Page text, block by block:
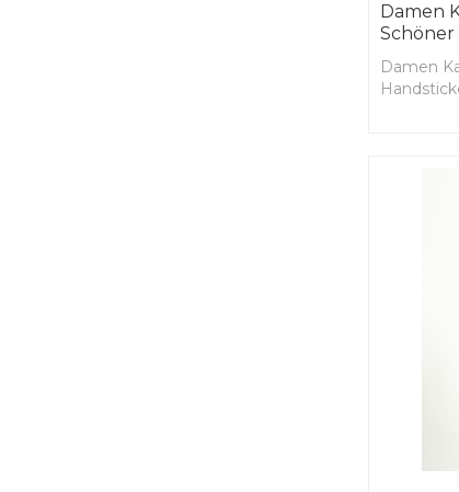
Damen
Schöner
Damen